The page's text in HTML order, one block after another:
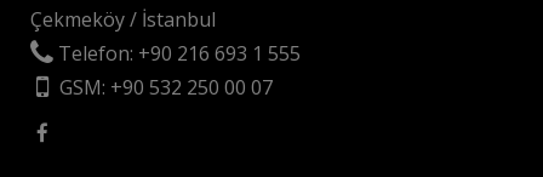
Çekmeköy / İstanbul
Telefon: +90 216 693 1 555
GSM: +90 532 250 00 07